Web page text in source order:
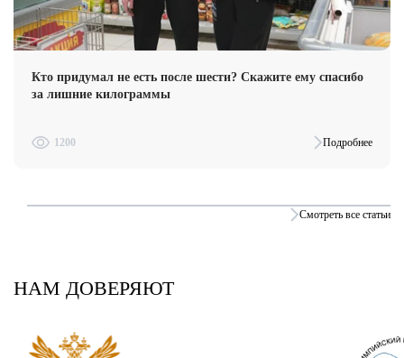
Кто придумал не есть после шести? Скажите ему спасибо
за лишние килограммы
1200 Подробнее
Смотреть все статьи
НАМ ДОВЕРЯЮТ